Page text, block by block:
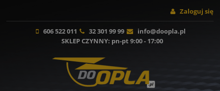
Zaloguj się
606 522 011 32 301 99 99
info@doopla.pl
SKLEP CZYNNY: pn-pt 9:00 - 17:00